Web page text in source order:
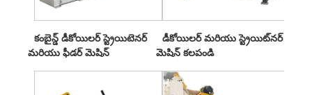
కంబైన్డ్ డీకోయిలర్ స్ట్రెయిటెనర్
మరియు ఫీడర్ మెషిన్
డీకోయిలర్ మరియు స్ట్రెయిట్‌నర్
మెషిన్ కలపండి